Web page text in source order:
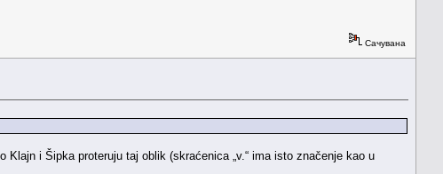
Сачувана
i Šipka proteruju taj oblik (skraćenica „v.“ ima isto značenje kao u